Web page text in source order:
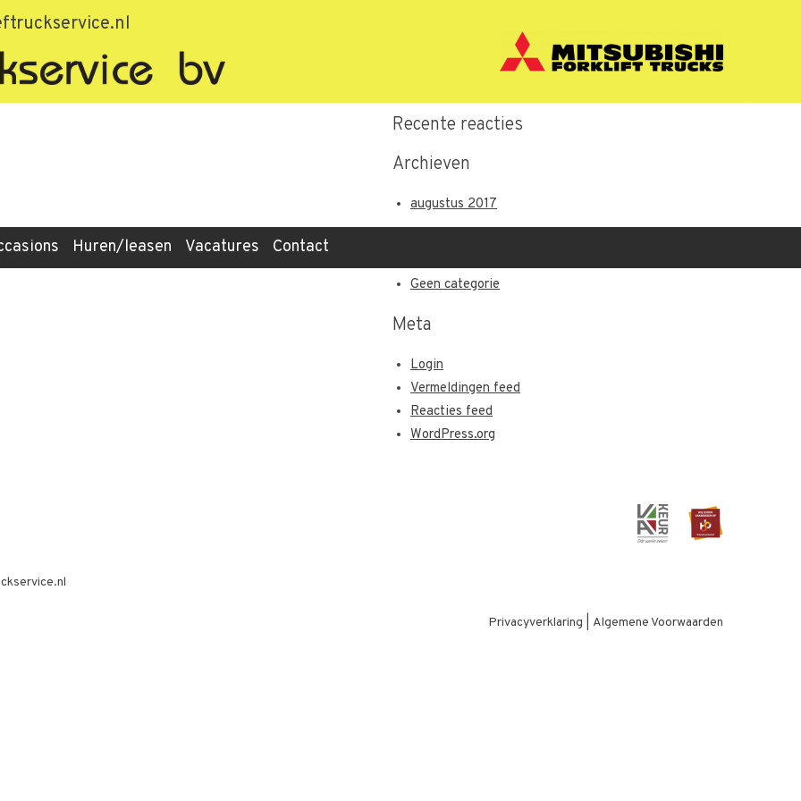
Huren/leasen Vacatures Contact
Recente berichten
Recente reacties
Archieven
augustus 2017
Geen categorie
Meta
Login
Vermeldingen feed
Reacties feed
WordPress.org
Privacyverklaring Algemene Voorwaarden